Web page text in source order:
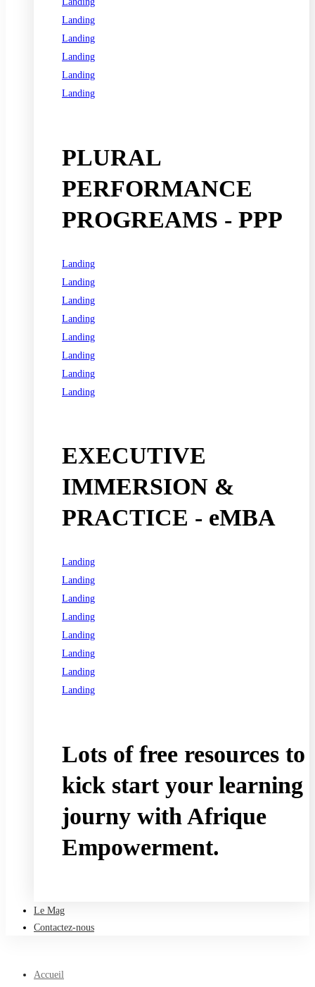
Landing
Landing
Landing
Landing
Landing
PLURAL
PERFORMANCE
PROGREAMS - PPP
Landing
Landing
Landing
Landing
Landing
Landing
Landing
Landing
EXECUTIVE
IMMERSION &
PRACTICE - eMBA
Landing
Landing
Landing
Landing
Landing
Landing
Landing
Landing
Lots of free resources to
kick start your learning
journy with Afrique
Empowerment.
Le Mag
Contactez-nous
Accueil